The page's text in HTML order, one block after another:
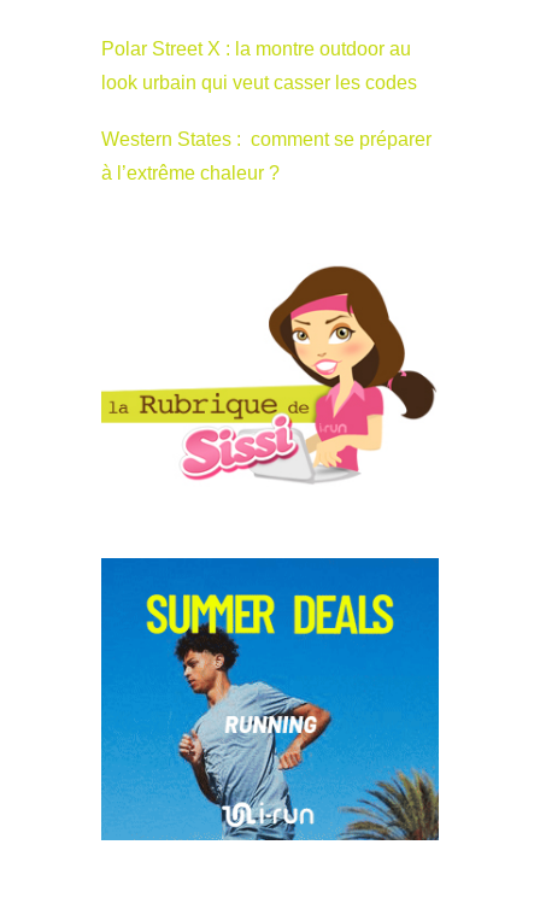
Polar Street X : la montre outdoor au
look urbain qui veut casser les codes
Western States : comment se préparer
à l’extrême chaleur ?